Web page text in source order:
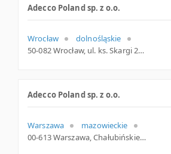
Adecco Poland sp. z o.o.
Wrocław
dolnośląskie
50-082 Wrocław, ul. ks. Skargi 22 lok.5, dolnośląskie
Adecco Poland sp. z o.o.
Warszawa
mazowieckie
00-613 Warszawa, Chałubińskiego 8, mazowieckie